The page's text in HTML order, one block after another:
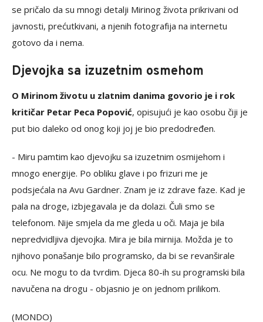
se pričalo da su mnogi detalji Mirinog života prikrivani od
javnosti, prećutkivani, a njenih fotografija na internetu
gotovo da i nema.
Djevojka sa izuzetnim osmehom
O Mirinom životu u zlatnim danima govorio je i rok
kritičar Petar Peca Popović, opisujući je kao osobu čiji je
put bio daleko od onog koji joj je bio predodređen.
- Miru pamtim kao djevojku sa izuzetnim osmijehom i
mnogo energije. Po obliku glave i po frizuri me je
podsjećala na Avu Gardner. Znam je iz zdrave faze. Kad je
pala na droge, izbjegavala je da dolazi. Čuli smo se
telefonom. Nije smjela da me gleda u oči. Maja je bila
nepredvidljiva djevojka. Mira je bila mirnija. Možda je to
njihovo ponašanje bilo programsko, da bi se revanširale
ocu. Ne mogu to da tvrdim. Djeca 80-ih su programski bila
navučena na drogu - objasnio je on jednom prilikom.
(MONDO)